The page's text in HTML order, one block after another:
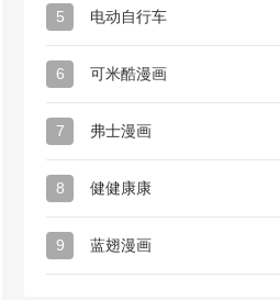
5 电动自行车
6 可米酷漫画
7 弗士漫画
8 健健康康
9 蓝翅漫画